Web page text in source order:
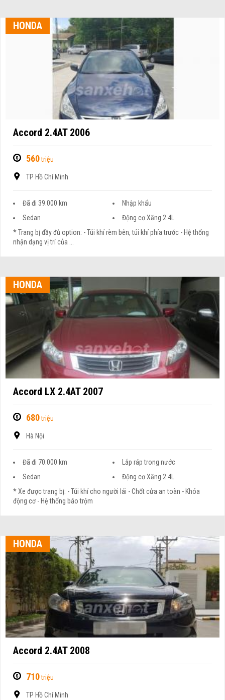
HONDA
Accord 2.4AT 2006
560triệu
TP Hồ Chí Minh
Đã đi 39.000 km
Nhập khẩu
Sedan
Động cơ Xăng 2.4L
* Trang bị đầy đủ option: - Túi khí rèm bên, túi khí phía trước - Hệ thống
nhận dạng vị trí của ...
HONDA
Accord LX 2.4AT 2007
680triệu
Hà Nội
Đã đi 70.000 km
Lắp ráp trong nước
Sedan
Động cơ Xăng 2.4L
* Xe được trang bị: - Túi khí cho người lái - Chốt cửa an toàn - Khóa
động cơ - Hệ thống báo trộm
HONDA
Accord 2.4AT 2008
710triệu
TP Hồ Chí Minh